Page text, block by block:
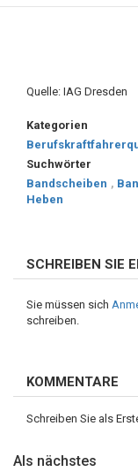
Quelle: IAG Dresden
Kategorien
Suchwörter
Bandscheiben ,
Heben
SCHREIBEN SIE
Sie müssen sich
schreiben.
KOMMENTARE
Schreiben Sie als
Als nächstes